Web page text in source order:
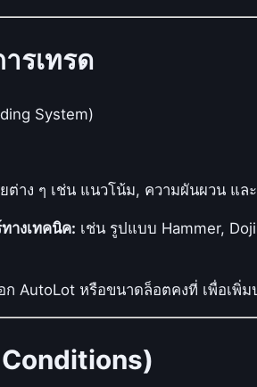
รเทรด
System)
ต่าง ๆ เช่น แนวโน้ม, ความผันผวน แ
างเทคนิค: เช่น รูปแบบ Hammer,
ก AutoLot หรือขนาดล็อตคงที่ เพื่อเพิ่
Conditions)